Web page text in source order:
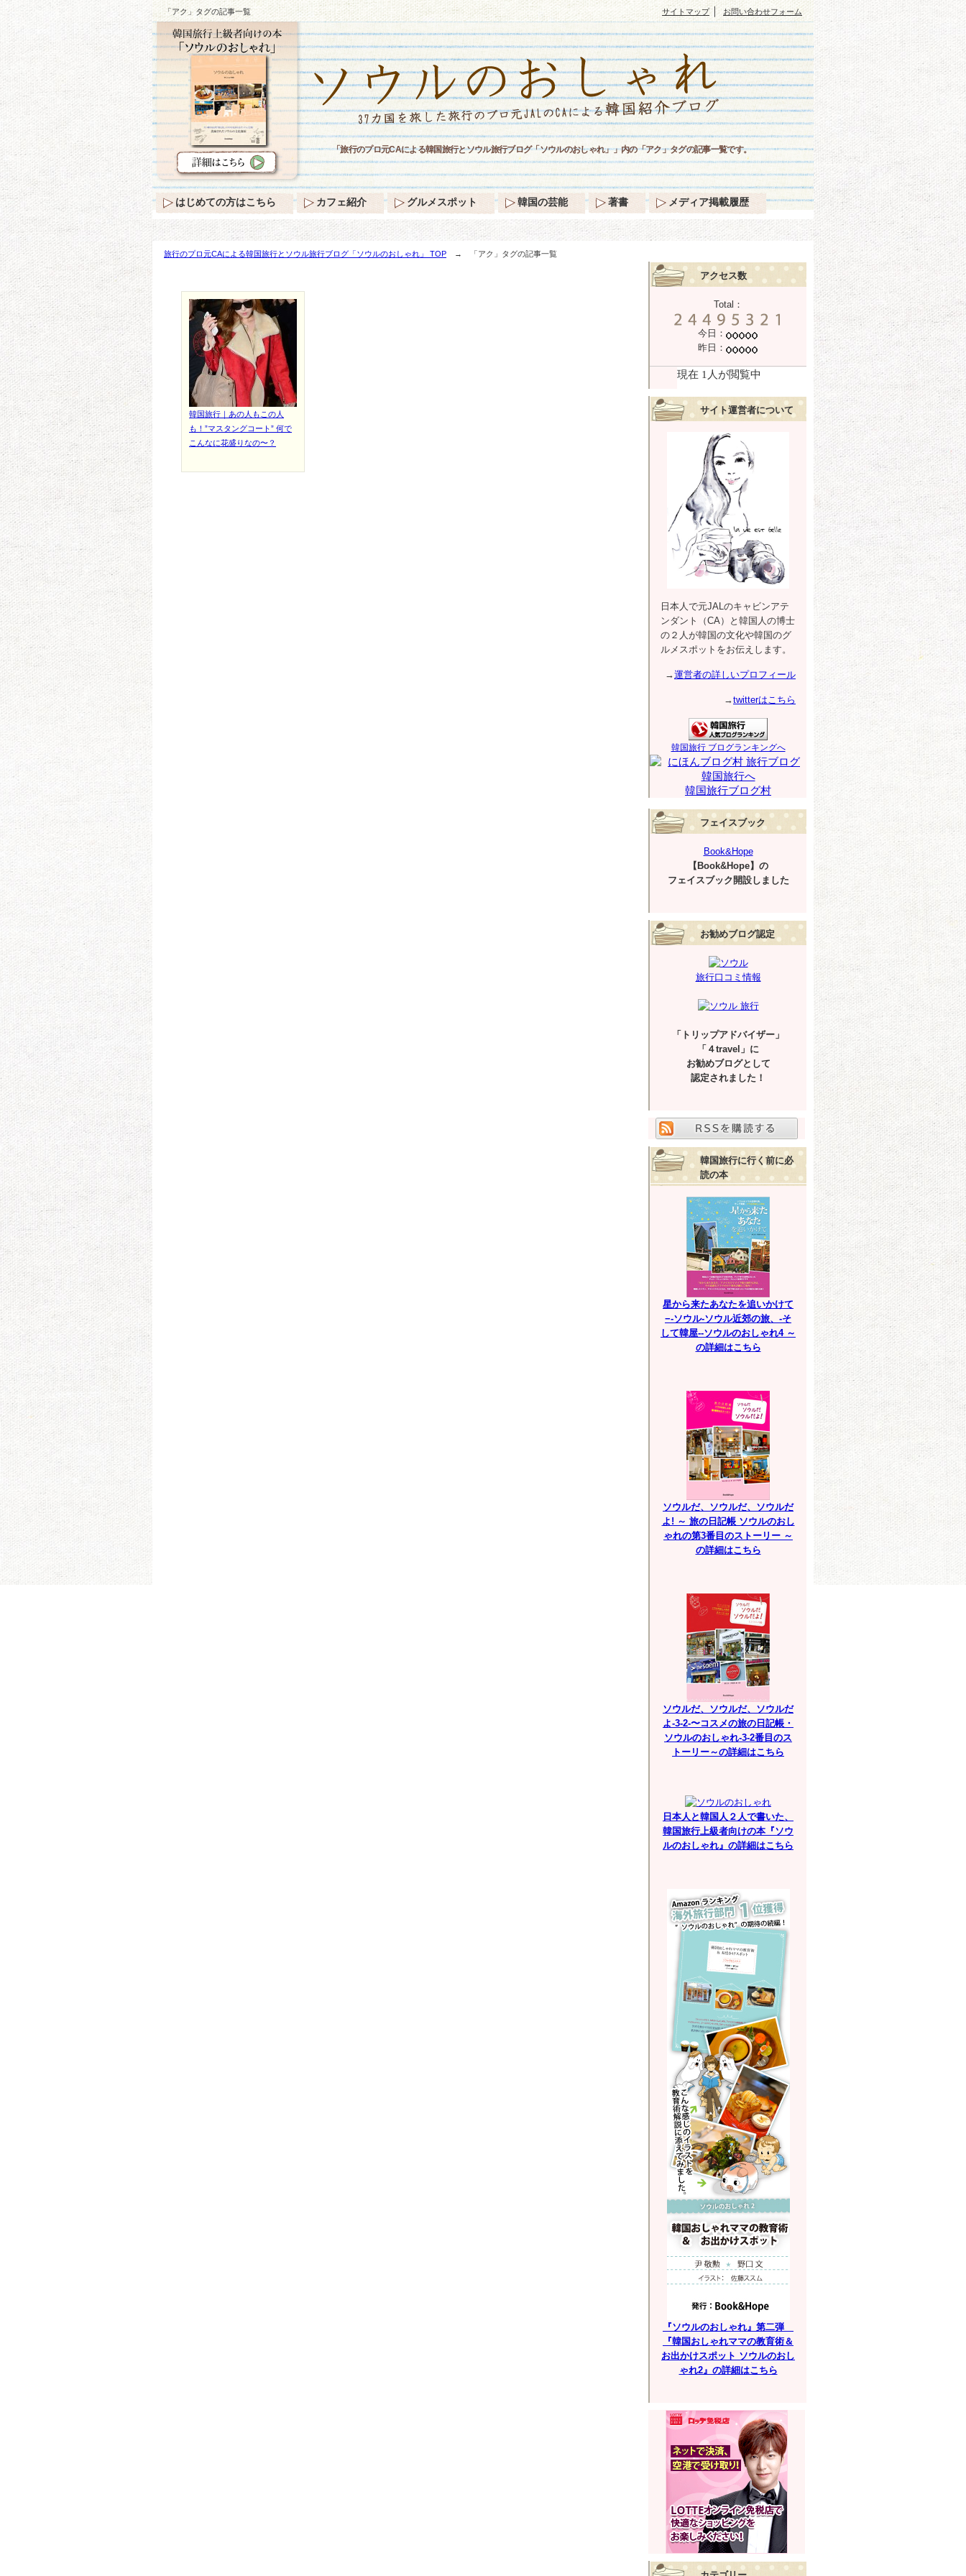
「アク」タグの記事一覧
旅行のプロ元CAによる韓国旅行とソウル旅行ブログ「ソウルのおしゃれ」 TOP → 「アク」タグの記事一覧
韓国旅行｜あの人もこの人
も！”マスタングコート” 何で
こんなに花盛りなの〜？
アクセス数
Total：
今日：
昨日：
サイト運営者について
日本人で元JALのキャビンアテ
ンダント（CA）と韓国人の博士
の２人が韓国の文化や韓国のグ
ルメスポットをお伝えします。
→運営者の詳しいプロフィール
→twitterはこちら
韓国旅行 ブログランキングへ
韓国旅行ブログ村
フェイスブック
Book&Hope
【Book&Hope】の
フェイスブック開設しました
お勧めブログ認定
旅行口コミ情報
「トリップアドバイザー」
「４travel」に
お勧めブログとして
認定されました！
韓国旅行に行く前に必
読の本
星から来たあなたを追いかけて
−-ソウル-ソウル近郊の旅、-そ
して韓屋--ソウルのおしゃれ4 ～
の詳細はこちら
ソウルだ、ソウルだ、ソウルだ
よ! ～ 旅の日記帳 ソウルのおし
ゃれの第3番目のストーリー ～
の詳細はこちら
ソウルだ、ソウルだ、ソウルだ
よ-3-2-〜コスメの旅の日記帳・
ソウルのおしゃれ-3-2番目のス
トーリー～の詳細はこちら
日本人と韓国人２人で書いた、
韓国旅行上級者向けの本『ソウ
ルのおしゃれ』の詳細はこちら
『ソウルのおしゃれ』第二弾
『韓国おしゃれママの教育術＆
お出かけスポット ソウルのおし
ゃれ2』の詳細はこちら
「旅行のプロ元CAによる韓国旅行とソウル旅行ブログ「ソウルのおしゃれ」」内の「アク」タグの記事一覧です。
サイトマップ｜ お問い合わせフォーム
はじめての方はこちら カフェ紹介 グルメスポット 韓国の芸能 著書 メディア掲載履歴